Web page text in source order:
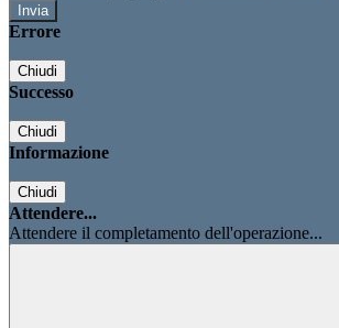
Errore
Chiudi
Successo
Chiudi
Informazione
Chiudi
Attendere...
Attendere il completamento dell'operazione...